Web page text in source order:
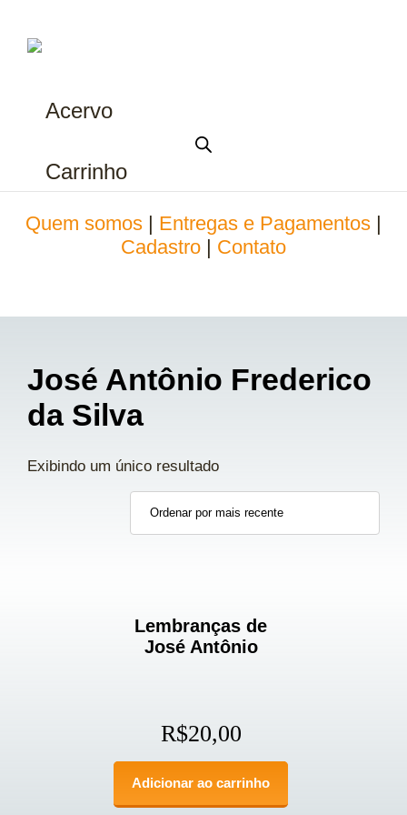
Acervo
Carrinho
Quem somos Entregas e Pagamentos
Cadastro
Contato
José Antônio Frederico
da Silva
Exibindo um único resultado
Lembranças de
José Antônio
R$20,00
Adicionar ao carrinho